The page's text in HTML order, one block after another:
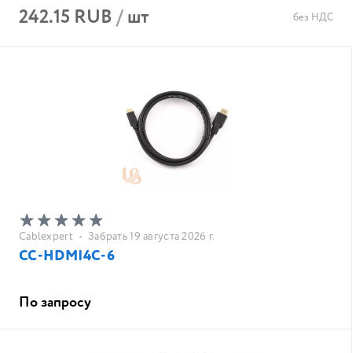
242.15 RUB/шт без НДС
Cablexpert • Забрать 19 августа 2026 г.
CC-HDMI4C-6
По запросу